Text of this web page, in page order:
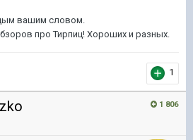
вашим словом.
про Тирпиц! Хороших и разных.
1
1 806